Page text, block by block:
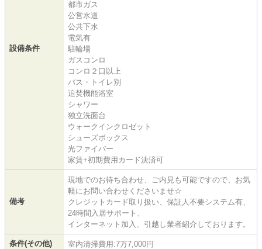
設備条件
都市ガス
公営水道
公共下水
電気有
駐輪場
ガスコンロ
コンロ２口以上
バス・トイレ別
追焚機能浴室
シャワー
独立洗面台
ウォークインクロゼット
シューズボックス
光ファイバー
家賃+初期費用カード決済可
備考
現地でのお待ち合わせ、ご内見も可能ですので、お気
軽にお問い合わせくださいませ☆
クレジットカード取り扱い、保証人不要システム有、
24時間入居サポート、
インターネット加入、引越し業者紹介しております。
条件(その他) 室内清掃費用:7万7,000円